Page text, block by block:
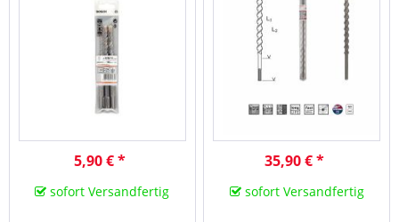
5,90 € *
sofort Versandfertig
35,90 € *
sofort Versandfertig